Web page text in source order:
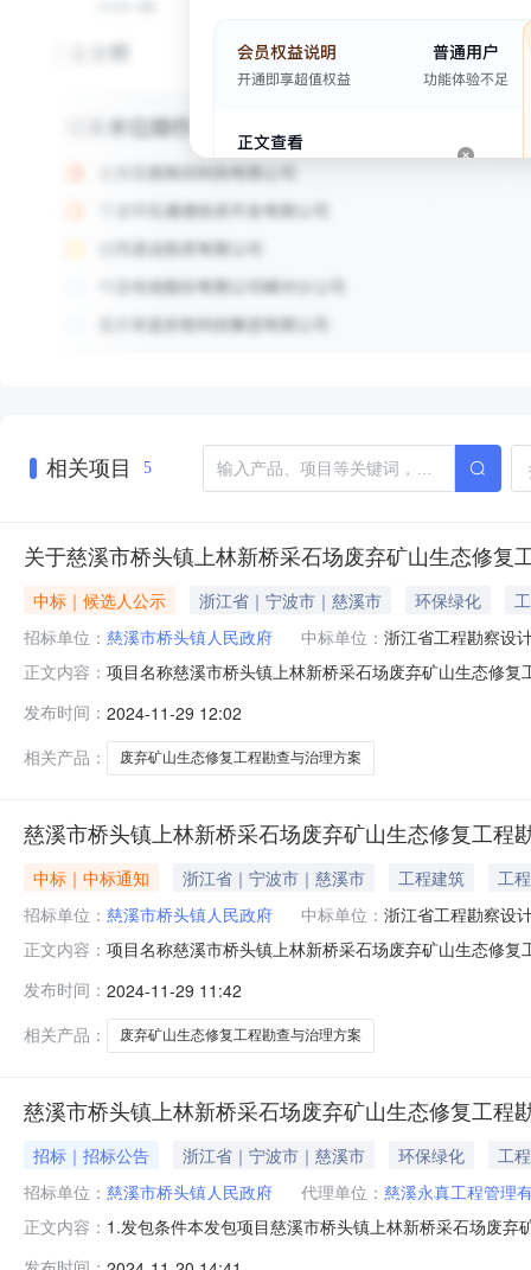
相关项目 5
关于慈溪市桥头镇上林新桥采石场废弃矿山生态修复
中标｜候选人公示 浙江省｜宁波市｜慈溪市 环保绿化
招标单位： 慈溪市桥头镇人民政府 中标单位： 浙江省工程勘察设
正文内容： 项目名称慈溪市桥头镇上林新桥采石场废弃矿山生态修
间2024年11月28日公示时间2024年11月29日至2024年
发布时间： 2024-11-29 12:02
相关产品：
废弃矿山生态修复工程勘查与治理方案
慈溪市桥头镇上林新桥采石场废弃矿山生态修复工程
中标｜中标通知 浙江省｜宁波市｜慈溪市 工程建筑
工程
招标单位： 慈溪市桥头镇人民政府 中标单位： 浙江省工程勘察设
正文内容： 项目名称慈溪市桥头镇上林新桥采石场废弃矿山生态修
间2024年11月28日公示时间2024年11月29日至2024年
发布时间： 2024-11-29 11:42
相关产品：
废弃矿山生态修复工程勘查与治理方案
慈溪市桥头镇上林新桥采石场废弃矿山生态修复工程
招标｜招标公告 浙江省｜宁波市｜慈溪市 环保绿化
工程
招标单位： 慈溪市桥头镇人民政府 代理单位： 慈溪永真工程管理
正文内容： 1.发包条件本发包项目慈溪市桥头镇上林新桥采石场废